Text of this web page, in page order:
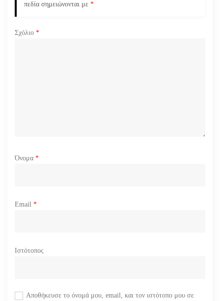
ρ
θ
πεδία σημειώνονται με *
Σχόλιο *
Όνομα *
Email *
Ιστότοπος
Αποθήκευσε το όνομά μου, email, και τον ιστότοπο μου σε